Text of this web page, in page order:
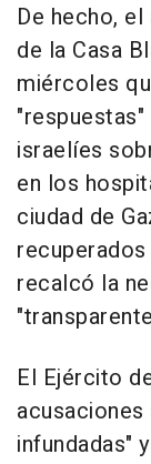
De hecho,
de la Casa
miércoles
israelíes
en los
ciudad de
recalcó la
El Ejército
infundadas"